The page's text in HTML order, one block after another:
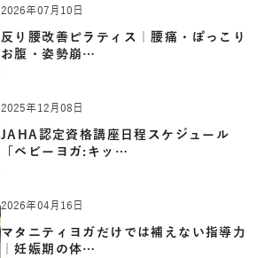
2026年07月10日
反り腰改善ピラティス｜腰痛・ぽっこり
お腹・姿勢崩…
2025年12月08日
JAHA認定資格講座日程スケジュール
「ベビーヨガ:キッ…
2026年04月16日
マタニティヨガだけでは補えない指導力
｜妊娠期の体…